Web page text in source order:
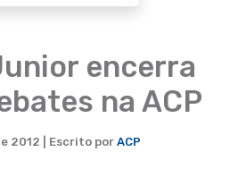
encerra
na ACP
2012 | Escrito por ACP